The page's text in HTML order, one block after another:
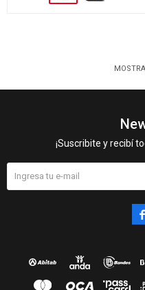
¡Suscribite y recibí
